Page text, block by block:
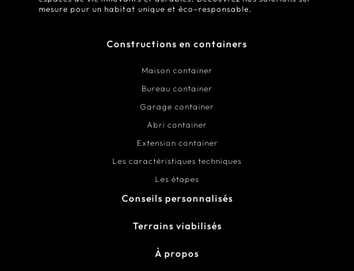
mesure pour un habitat unique et éco-responsable.
Constructions en containers
Maison container
Bureau container
Garage container
Abri container
Extension container
Les caractéristiques techniques
Les étapes
Conseils personnalisés
Terrains viabilisés
À propos